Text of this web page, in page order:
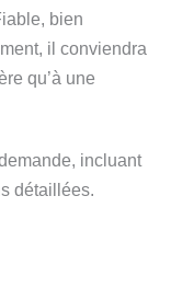
bien
il conviendra
qu’à une
incluant
détaillées.